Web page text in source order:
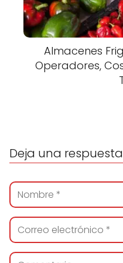
Almacenes
Operadores,
Deja una respuesta